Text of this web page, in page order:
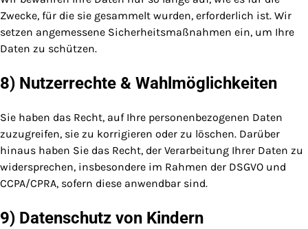
Zwecke, für die sie gesammelt wurden, erforderlich ist. Wir
setzen angemessene Sicherheitsmaßnahmen ein, um Ihre
Daten zu schützen.
8) Nutzerrechte & Wahlmöglichkeiten
Sie haben das Recht, auf Ihre personenbezogenen Daten
zuzugreifen, sie zu korrigieren oder zu löschen. Darüber
hinaus haben Sie das Recht, der Verarbeitung Ihrer Daten zu
widersprechen, insbesondere im Rahmen der DSGVO und
CCPA/CPRA, sofern diese anwendbar sind.
9) Datenschutz von Kindern